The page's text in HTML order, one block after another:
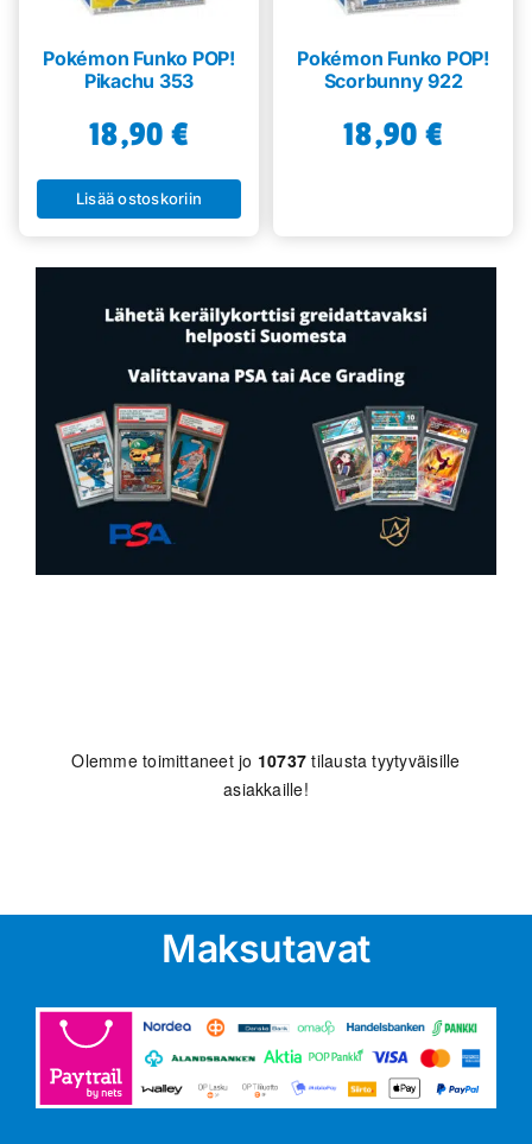
Pokémon Funko POP!
Pikachu 353
18,90 €
Lisää ostoskoriin
Pokémon Funko POP!
Scorbunny 922
18,90 €
Olemme toimittaneet jo 10737 tilausta tyytyväisille
asiakkaille!
Maksutavat